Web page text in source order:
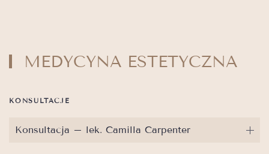
MEDYCYNA ESTETYCZNA
KONSULTACJE
Konsultacja – lek. Camilla Carpenter